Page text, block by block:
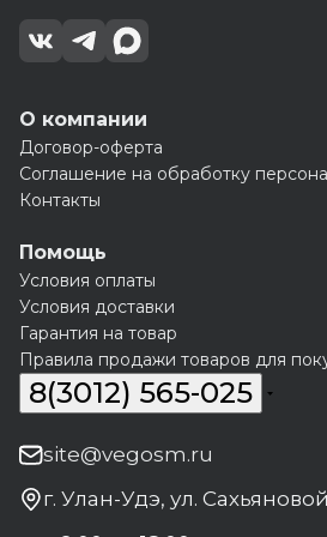
О компании
Договор-оферта
Соглашение на обработку
Контакты
Помощь
Условия оплаты
Условия доставки
Гарантия на товар
Правила продажи товаров для
8(3012) 565-025
site@vegosm.ru
г. Улан-Удэ, ул.